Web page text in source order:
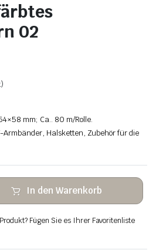
02
mm; Ca.. 80 m/Rolle.
Armbänder, Halsketten, Zubehör für die
In den Warenkorb
Fügen Sie es Ihrer Favoritenliste